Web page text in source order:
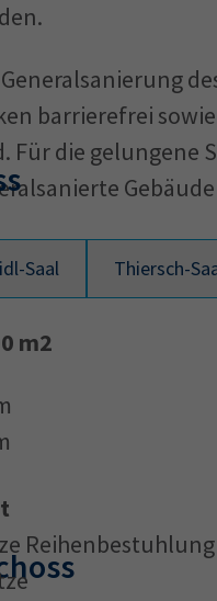
barrierefrei
Für die gelungene
Saal Thiersch-
m2
Reihenbestuhlung